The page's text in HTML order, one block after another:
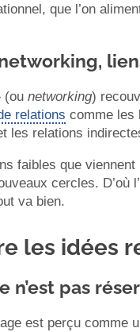
que l’on
(ou networking)
relations comme les
les relations
faibles que
cercles. D’où
va bien.
les idées
n’est pas
est perçu comme